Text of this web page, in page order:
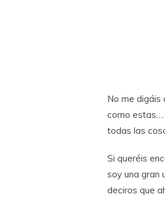
No me digáis
como
todas las
Si queréis
soy una gran
deciros que